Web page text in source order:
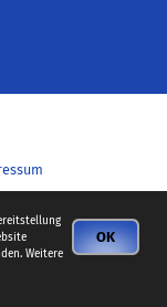
OK
Weitere